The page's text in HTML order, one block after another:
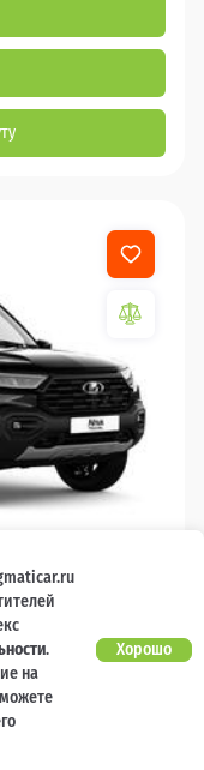
Есть предложение?
.
на
Хорошо